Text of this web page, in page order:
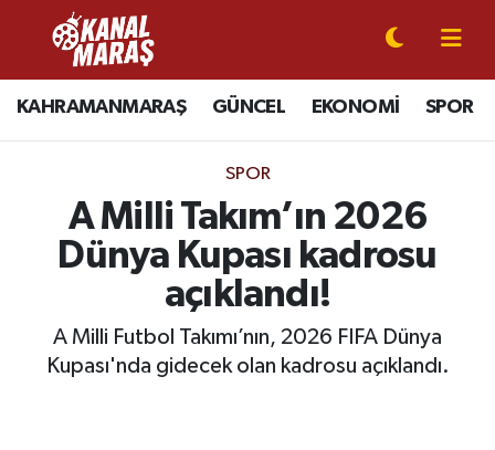
KAHRAMANMARAŞ GÜNCEL EKONOMİ SPOR
SPOR
A Milli Takım’ın 2026
Dünya Kupası kadrosu
açıklandı!
A Milli Futbol Takımı’nın, 2026 FIFA Dünya
Kupası'nda gidecek olan kadrosu açıklandı.
CANLI YAYIN
KAHRAMANMARAŞ
GÜNCEL
SPOR
EKONOMİ
Kahramanmaraş Nöbetçi Eczaneler
Kahramanmaraş Hava Durumu
Kahramanmaraş Namaz Vakitleri
Kahramanmaraş Trafik Yoğunluk Haritası
Süper Lig Puan Durumu ve Fikstür
Tüm Manşetler